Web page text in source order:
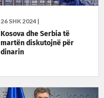
26 SHK 2024 |
Kosova dhe Serbia të
martën diskutojnë për
dinarin